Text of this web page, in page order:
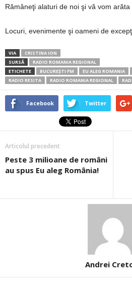
Rămâneţi alaturi de noi şi vă vom arăta
Locuri, evenimente şi oameni de
VIA
CRISTINA ION
SURSĂ
RADIO ROMANIA REGIONAL
ETICHETE
BUCUREȘTI FM EU ALEG ROMANIA
RADIO RESITA
RADIO ROMANIA REGIONAL
Facebook Twitter
Articolul precedent
Peste 3 milioane de români
au spus Eu aleg România!
Andrei